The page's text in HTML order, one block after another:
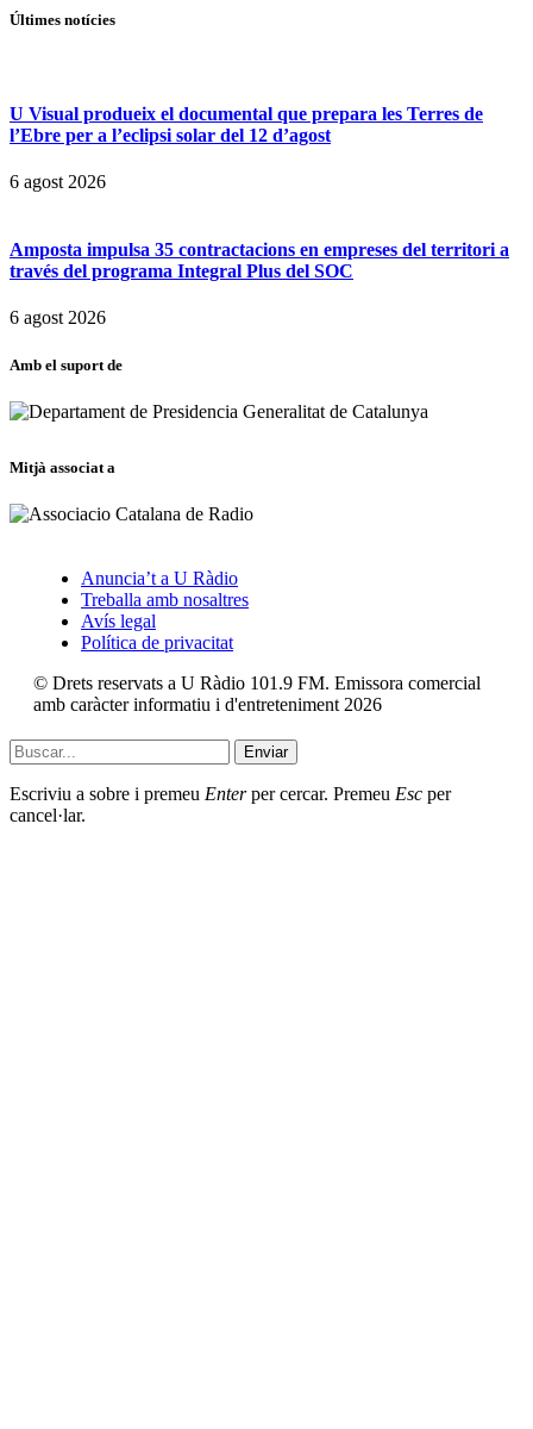
Últimes notícies
U Visual produeix el documental que prepara les Terres de
l’Ebre per a l’eclipsi solar del 12 d’agost
6 agost 2026
Amposta impulsa 35 contractacions en empreses del territori a
través del programa Integral Plus del SOC
6 agost 2026
Amb el suport de
Mitjà associat a
Anuncia’t a U Ràdio
Treballa amb nosaltres
Avís legal
Política de privacitat
© Drets reservats a U Ràdio 101.9 FM. Emissora comercial
amb caràcter informatiu i d'entreteniment 2026
Enviar
Escriviu a sobre i premeu Enterper cercar. Premeu Esc per
cancel·lar.